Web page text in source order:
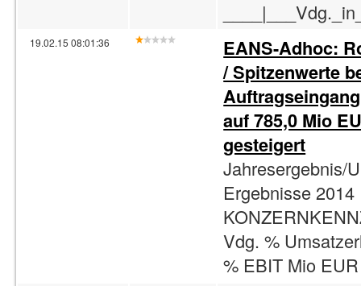
19.02.15 08:01:36
EANS-Adhoc:
/ Spitzenwerte
auf 785,0 Mio
gesteigert
Jahresergebnis/
Ergebnisse
Vdg. %
% EBIT Mio